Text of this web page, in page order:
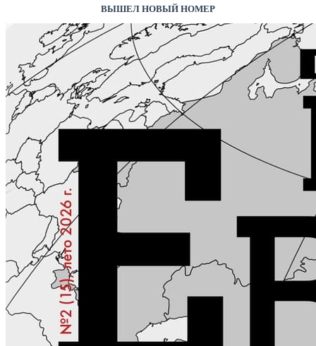
ВЫШЕЛ НОВЫЙ НОМЕР